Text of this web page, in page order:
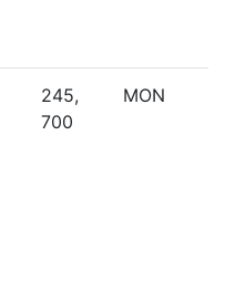
245,
700
MON